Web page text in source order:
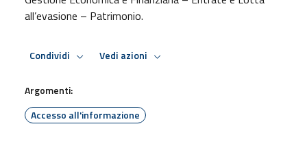
all’evasione – Patrimonio.
Condividi Vedi azioni
Argomenti:
Accesso all'informazione